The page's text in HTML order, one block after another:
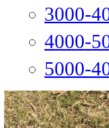
3000-
4000-
5000-